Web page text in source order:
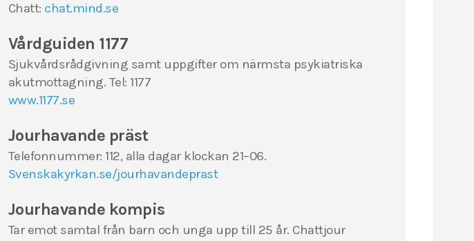
Chatt: chat.mind.se
Vårdguiden 1177
Sjukvårdsrådgivning samt uppgifter om närmsta psykiatriska
akutmottagning. Tel: 1177
www.1177.se
Jourhavande präst
Telefonnummer: 112, alla dagar klockan 21–06.
Svenskakyrkan.se/jourhavandeprast
Jourhavande kompis
Tar emot samtal från barn och unga upp till 25 år. Chattjour